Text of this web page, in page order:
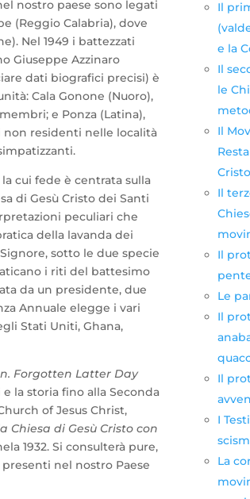
nostro paese sono legati
(Reggio Calabria), dove
Nel 1949 i battezzati
Giuseppe Azzinaro
dati biografici precisi) è
Cala Gonone (Nuoro),
e Ponza (Latina),
residenti nelle località
cui fede è centrata sulla
di Gesù Cristo dei Santi
peculiari che
della lavanda dei
sotto le due specie
i riti del battesimo
da un presidente, due
Annuale elegge i vari
Stati Uniti, Ghana,
Forgotten Latter Day
la storia fino alla Seconda
of Jesus Christ,
Chiesa di Gesù Cristo con
1932. Si consulterà pure,
nel nostro Paese
Il
e la
Il
le
Il
Cristo
Il
Il
Le
Il
Il
I
La